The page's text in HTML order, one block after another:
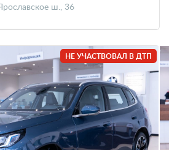
ш., 36
НЕ УЧАСТВОВАЛ В ДТП